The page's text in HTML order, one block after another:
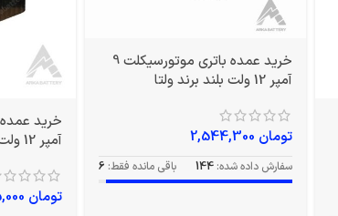
خرید عمده باتری موتورسیکلت 9
آمپر 12 ولت بلند برند ولتا
تومان
سفارش داده شده: 144 باقی مانده فقط: 6
آمپر 12 ولت پهن برند ولتا
تومان